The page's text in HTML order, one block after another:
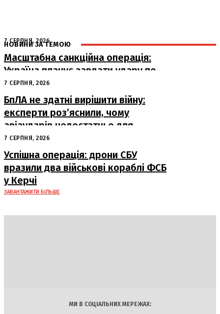
НОВИНИ ЗА ТЕМОЮ
7 СЕРПНЯ, 2026
Масштабна санкційна операція:
Україна планує завдати удару по
російському ВПК
7 СЕРПНЯ, 2026
БпЛА не здатні вирішити війну:
експерти роз’яснили, чому
авіаударів недостатньо для
досягнення миру
7 СЕРПНЯ, 2026
Успішна операція: дрони СБУ
вразили два військові кораблі ФСБ
у Керчі
ЗАВАНТАЖИТИ БІЛЬШЕ
МИ В СОЦІАЛЬНИХ МЕРЕЖАХ: